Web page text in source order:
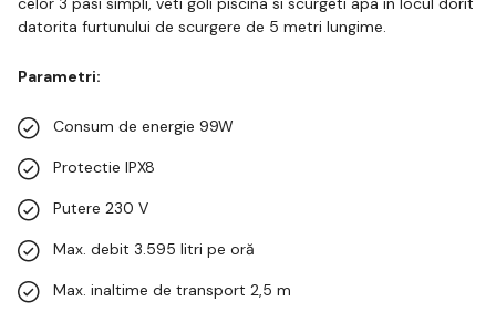
datorita furtunului de scurgere de 5 metri lungime.
Parametri:
Consum de energie 99W
Protectie IPX8
Putere 230 V
Max. debit 3.595 litri pe oră
Max. inaltime de transport 2,5 m